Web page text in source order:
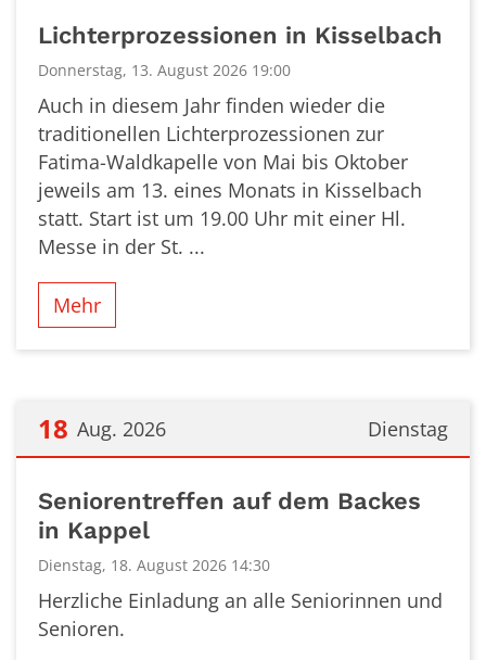
Lichterprozessionen in Kisselbach
Donnerstag, 13. August 2026 19:00
Auch in diesem Jahr finden wieder die
traditionellen Lichterprozessionen zur
Fatima-Waldkapelle von Mai bis Oktober
jeweils am 13. eines Monats in Kisselbach
statt. Start ist um 19.00 Uhr mit einer Hl.
Messe in der St. ...
Mehr
Dienstag
18 Aug. 2026
Seniorentreffen auf dem Backes
in Kappel
Dienstag, 18. August 2026 14:30
Herzliche Einladung an alle Seniorinnen und
Senioren.